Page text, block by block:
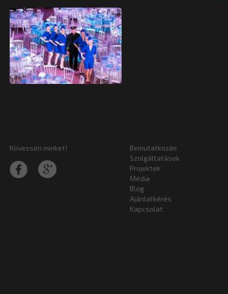
Kövessen minket!
Bemutatkozás
Szolgáltatások
Projektek
Média
Blog
Ajánlatkérés
Kapcsolat